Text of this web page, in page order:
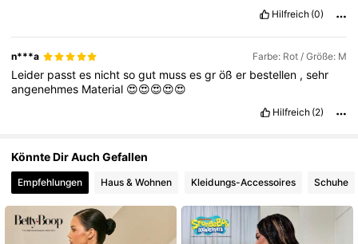
Hilfreich (0)
n***a Farbe: Rot / Größe: M
Leider passtes nichtsogut mussesgrößer bestellen ,sehr
angenehmes Material 😍😍😍😍😍
Hilfreich (2)
Könnte Dir Auch Gefallen
Empfehlungen Haus & Wohnen Kleidungs-Accessoires Schuhe